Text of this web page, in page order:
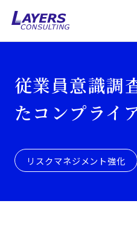
従業員意識調
たコンプライ
リスクマネジメント強化